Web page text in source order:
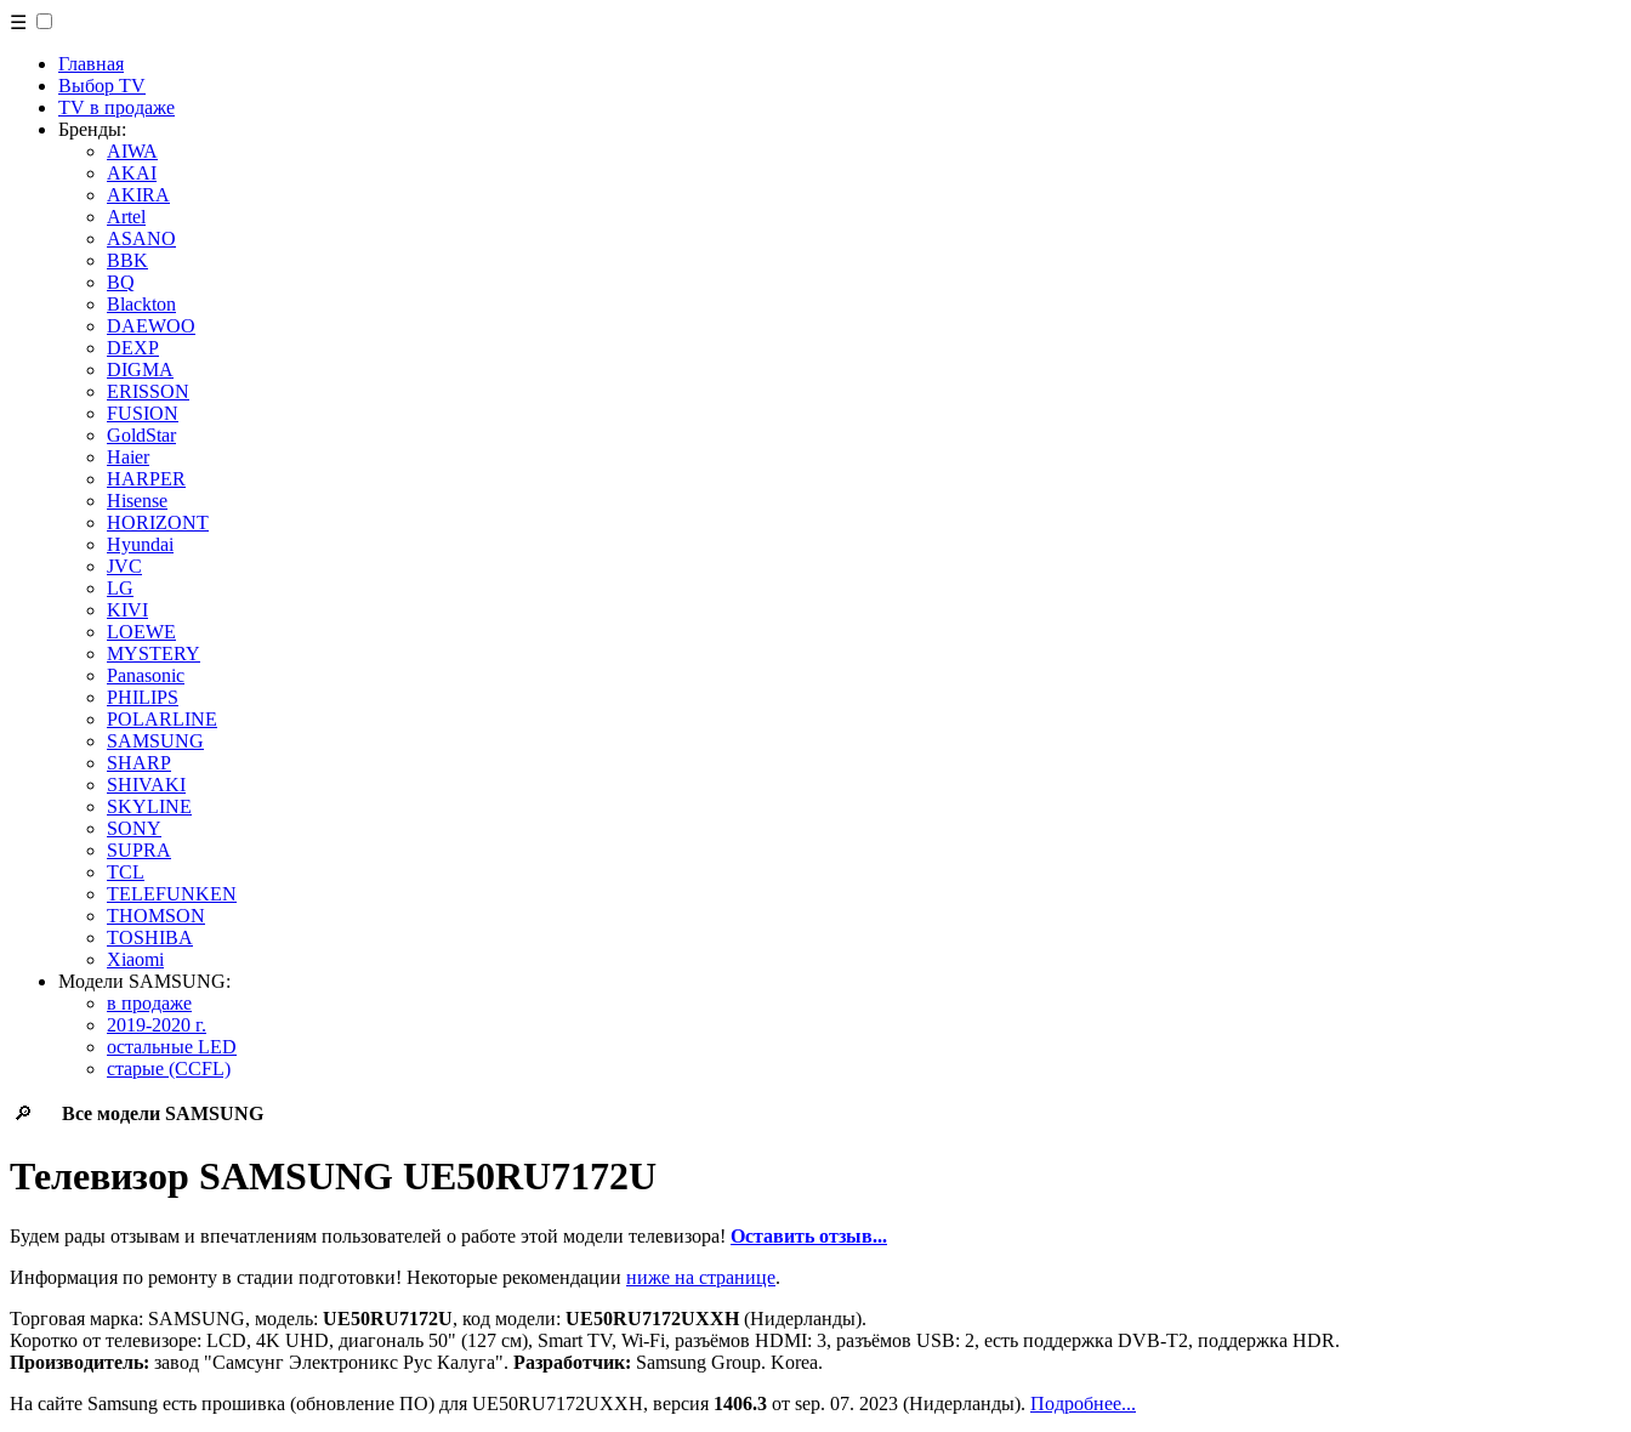
☰
Главная
Выбор TV
TV в продаже
Бренды:
AIWA
AKAI
AKIRA
Artel
ASANO
BBK
BQ
Blackton
DAEWOO
DEXP
DIGMA
ERISSON
FUSION
GoldStar
Haier
HARPER
Hisense
HORIZONT
Hyundai
JVC
LG
KIVI
LOEWE
MYSTERY
Panasonic
PHILIPS
POLARLINE
SAMSUNG
SHARP
SHIVAKI
SKYLINE
SONY
SUPRA
TCL
TELEFUNKEN
THOMSON
TOSHIBA
Xiaomi
Модели SAMSUNG:
в продаже
2019-2020 г.
остальные LED
старые (CCFL)
🔎 Все модели SAMSUNG
Телевизор SAMSUNG UE50RU7172U
Будем рады отзывам и впечатлениям пользователей о работе этой модели телевизора! Оставить отзыв...
Информация по ремонту в стадии подготовки! Некоторые рекомендации ниже на странице.
Торговая марка: SAMSUNG, модель: UE50RU7172U, код модели: UE50RU7172UXXH(Нидерланды).
Коротко от телевизоре: LCD, 4K UHD, диагональ 50" (127 см), Smart TV, Wi-Fi, разъёмов HDMI: 3, разъёмов USB: 2, есть поддержка DVB-T2, поддержка HDR.
Производитель: завод "Самсунг Электроникс Рус Калуга". Разработчик: Samsung Group. Korea.
На сайте Samsung есть прошивка (обновление ПО) для UE50RU7172UXXH, версия 1406.3 от sep. 07. 2023 (Нидерланды). Подробнее...